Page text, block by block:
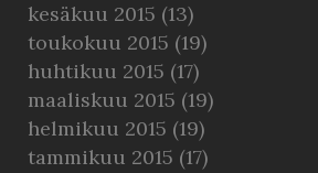
kesäkuu 2015 (13)
toukokuu 2015 (19)
huhtikuu 2015 (17)
maaliskuu 2015 (19)
helmikuu 2015 (19)
tammikuu 2015 (17)